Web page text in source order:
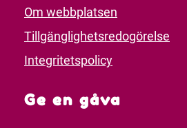
Om webbplatsen
Tillgänglighetsredogörelse
Integritetspolicy
Ge en gåva